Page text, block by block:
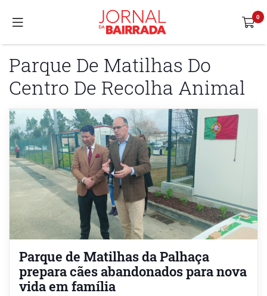
Parque De Matilhas Do
Centro De Recolha Animal
Parque de Matilhas da Palhaça
prepara cães abandonados para nova
vida em família